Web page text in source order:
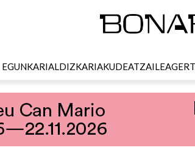
EGUNKARIALDIZKARIAKUDEATZAILEA